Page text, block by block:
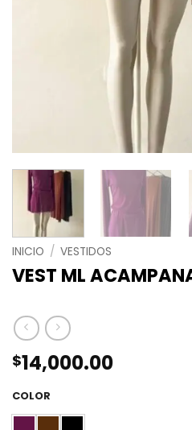
INICIO / VESTIDOS
VEST ML
$14,000.00
COLOR